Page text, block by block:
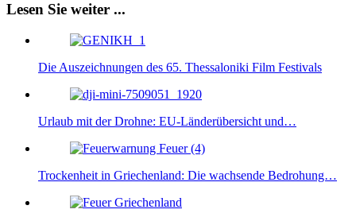
Lesen Sie weiter ...
Die Auszeichnungen des 65. Thessaloniki Film Festivals
Urlaub mit der Drohne: EU-Länderübersicht und…
Trockenheit in Griechenland: Die wachsende Bedrohung…